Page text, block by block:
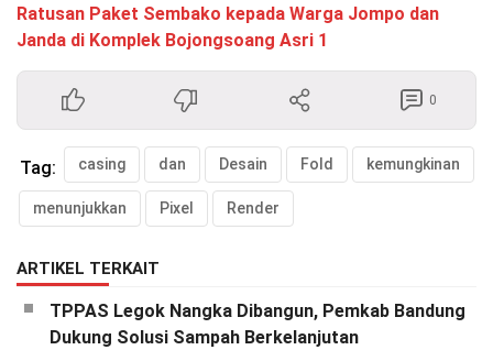
Ratusan Paket Sembako kepada Warga Jompo dan
Janda di Komplek Bojongsoang Asri 1
0
Tag: casing dan Desain Fold kemungkinan
menunjukkan Pixel Render
ARTIKEL TERKAIT
TPPAS Legok Nangka Dibangun, Pemkab Bandung
Dukung Solusi Sampah Berkelanjutan